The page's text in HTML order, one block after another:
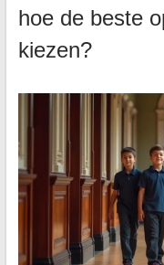
hoe de beste
kiezen?